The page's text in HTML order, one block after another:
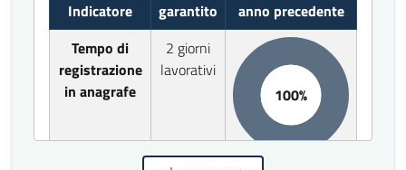
Indicatore
garantito
anno precedente
Tempo di
registrazione
in anagrafe
2 giorni
lavorativi
100%